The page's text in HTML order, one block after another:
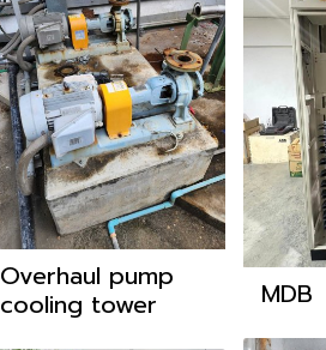
Overhaul pump
cooling tower
MDB